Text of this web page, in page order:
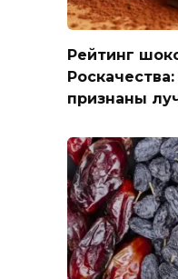
Рейтинг
признаны